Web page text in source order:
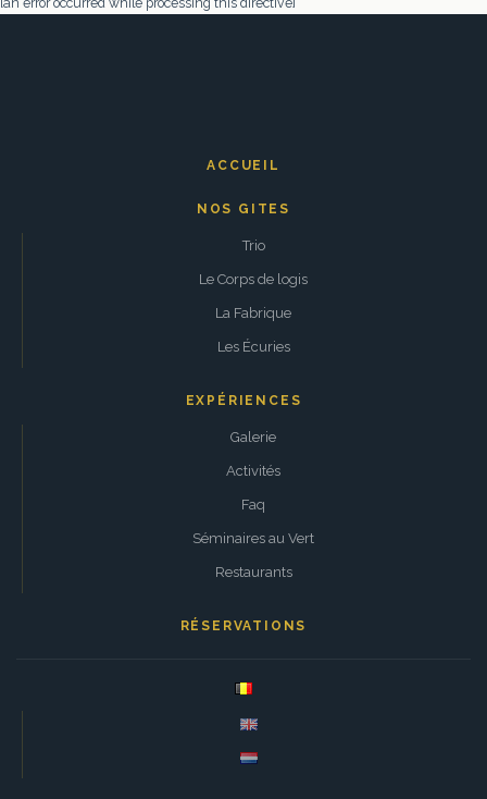
ACCUEIL
NOS GITES
Trio
Le Corps de logis
La Fabrique
Les Écuries
EXPÉRIENCES
Galerie
Activités
Faq
Séminaires au Vert
Restaurants
RÉSERVATIONS